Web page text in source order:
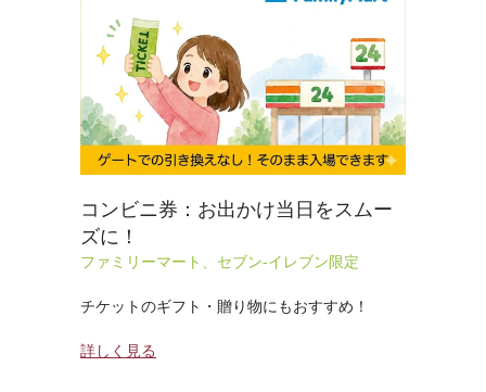
コンビニ券：お出かけ当日をスムー
ズに！
ファミリーマート、セブン-イレブン限定
チケットのギフト・贈り物にもおすすめ！
詳しく見る